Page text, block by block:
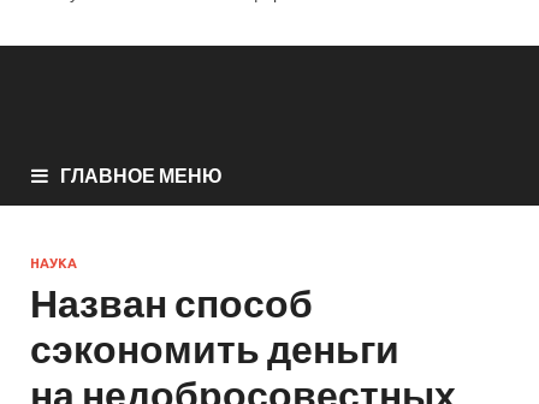
ГЛАВНОЕ МЕНЮ
НАУКА
Назван способ
сэкономить деньги
на недобросовестных